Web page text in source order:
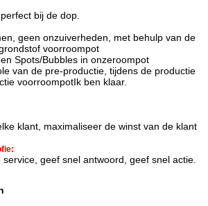
bij de dop.
geen onzuiverheden, met behulp van de
voorroompot
Spots/Bubbles in onzeroompot
van de pre-productie, tijdens de productie
voorroompotIk ben klaar.
klant, maximaliseer de winst van de klant
service, geef snel antwoord, geef snel actie.